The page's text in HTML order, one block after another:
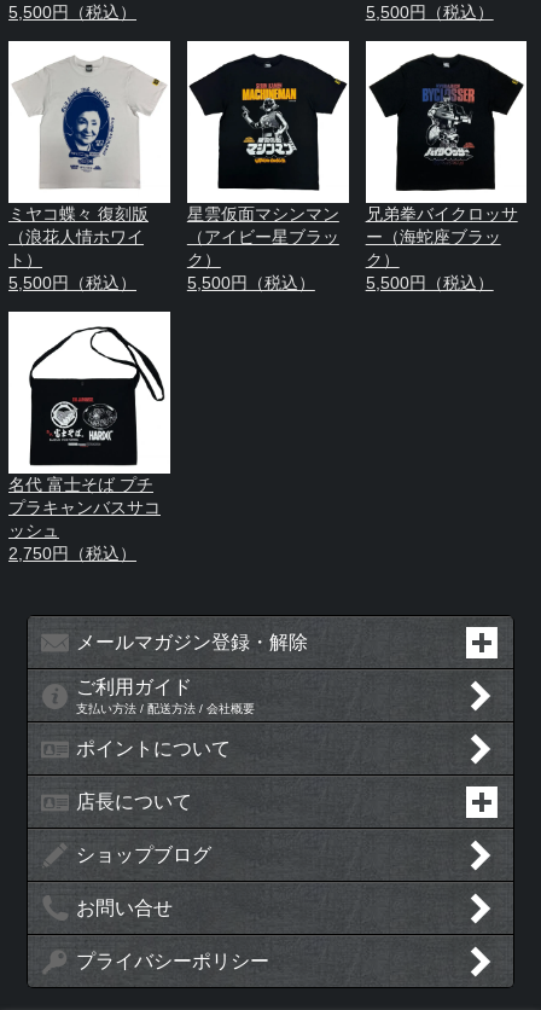
5,500円（税込）
5,500円（税込）
ミヤコ蝶々 復刻版
（浪花人情ホワイ
ト）
5,500円（税込）
星雲仮面マシンマン
（アイビー星ブラッ
ク）
5,500円（税込）
兄弟拳バイクロッサ
ー（海蛇座ブラッ
ク）
5,500円（税込）
名代 富士そば プチ
プラキャンバスサコ
ッシュ
2,750円（税込）
メールマガジン登録・解除
ご利用ガイド
支払い方法 / 配送方法 / 会社概要
ポイントについて
店長について
ショップブログ
お問い合せ
プライバシーポリシー